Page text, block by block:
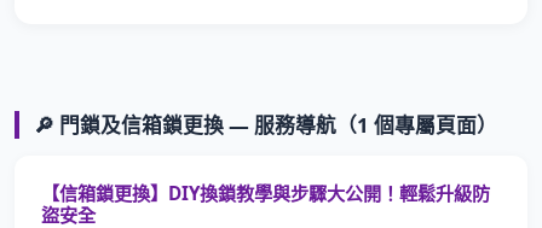
🔎 門鎖及信箱鎖更換 — 服務導航（1 個專屬頁面）
【信箱鎖更換】DIY換鎖教學與步驟大公開！輕鬆升級防
盜安全